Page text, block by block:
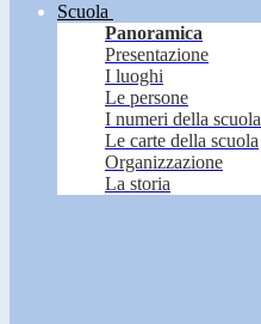
Scuola
Panoramica
Presentazione
I luoghi
Le persone
I numeri della scuola
Le carte della scuola
Organizzazione
La storia